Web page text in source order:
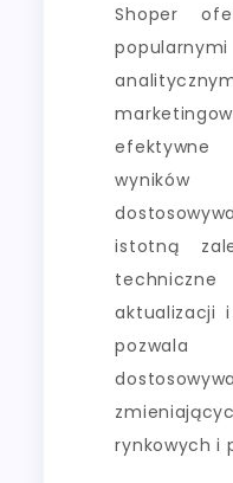
Shoper
istotną
aktualizacji
rynkowych i